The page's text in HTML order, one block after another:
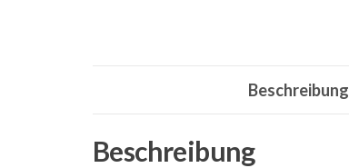
Beschreibung
Beschreibung